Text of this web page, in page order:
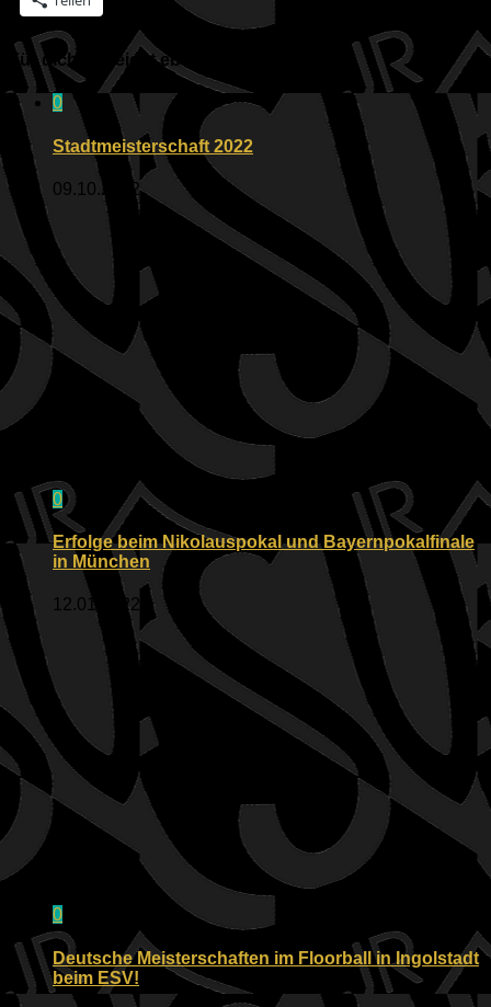
Für dich vielleicht ebenfalls interessant …
0
Stadtmeisterschaft 2022
09.10.2022
0
Erfolge beim Nikolauspokal und Bayernpokalfinale
in München
12.01.2022
0
Deutsche Meisterschaften im Floorball in Ingolstadt
beim ESV!